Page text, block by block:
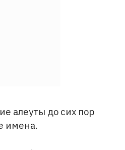
алеуты до сих пор
имена.